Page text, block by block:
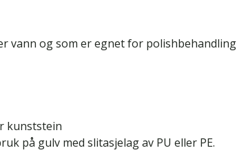
vann og som er egnet for polishbehandling
kunststein
på gulv med slitasjelag av PU eller PE.